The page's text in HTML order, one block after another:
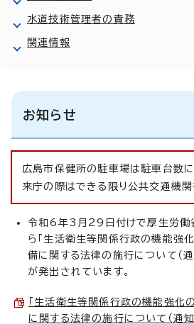
水道技術管理者の責務
関連情報
お知らせ
広島市保健所の駐車場は駐車台数に
来庁の際はできる限り公共交通機関
令和6年3月29日付けで厚生労働
ら「生活衛生等関係行政の機能強
備に関する法律の施行について（通
が発出されています。
「生活衛生等関係行政の機能強化
に関する法律の施行について（通